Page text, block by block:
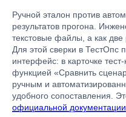
Ручной эталон против
результатов прогона.
текстовые файлы, а как
Для этой сверки в ТестОпс
интерфейс: в карточке
функцией «Сравнить
ручным и
удобного сопоставления.
официальной документации